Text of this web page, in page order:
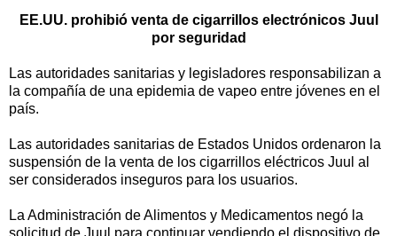
EE.UU. prohibió venta de cigarrillos electrónicos Juul
por seguridad
Las autoridades sanitarias y legisladores responsabilizan a
la compañía de una epidemia de vapeo entre jóvenes en el
país.
Las autoridades sanitarias de Estados Unidos ordenaron la
suspensión de la venta de los cigarrillos eléctricos Juul al
ser considerados inseguros para los usuarios.
La Administración de Alimentos y Medicamentos negó la
solicitud de Juul para continuar vendiendo el dispositivo de